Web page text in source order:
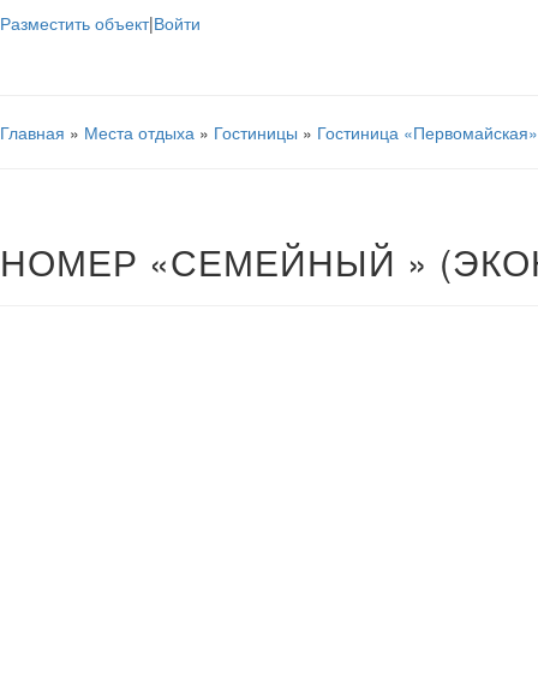
Разместить объект|Войти
Главная » Места отдыха » Гостиницы » Гостиница «Первомайская»
НОМЕР «СЕМЕЙНЫЙ »